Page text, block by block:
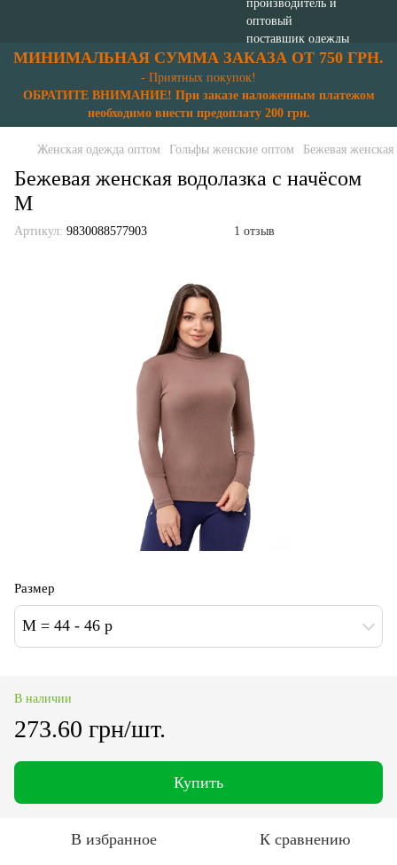
МИНИМАЛЬНАЯ СУММА ЗАКАЗА ОТ 750 ГРН.
- Приятных покупок!
ОБРАТИТЕ ВНИМАНИЕ! При заказе наложенным платежом
необходимо внести предоплату 200 грн.
Женская одежда оптом Гольфы женские оптом Бежевая
Бежевая женская водолазка с начёсом
М
Артикул: 9830088577903 1 отзыв
Размер
M = 44 - 46 р
В наличии
273.60 грн/шт.
Купить
В избранное К сравнению